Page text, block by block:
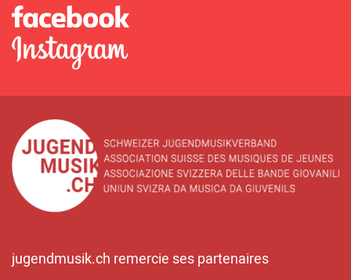
jugendmusik.ch remercie ses partenaires